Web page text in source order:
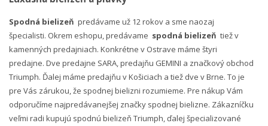
Spodná bielizeň predávame už 12 rokov a sme naozaj
špecialisti. Okrem eshopu, predávame spodná bielizeň tiež v
kamenných predajniach. Konkrétne v Ostrave máme štyri
predajne. Dve predajne SARA, predajňu GEMINI a značkový obchod
Triumph. Ďalej máme predajňu v Košiciach a tiež dve v Brne. To je
pre Vás zárukou, že spodnej bielizni rozumieme. Pre nákup Vám
odporučíme najpredávanejšej značky spodnej bielizne. Zákazníčku
veľmi radi kupujú spodnú bielizeň Triumph, ďalej špecializované